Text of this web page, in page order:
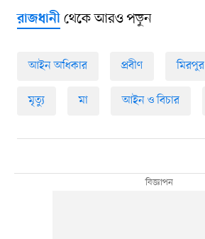
রাজধানীথেকে আরও পড়ুন
আইন অধিকার প্রবীণ মিরপুর
মৃত্যু মা আইন ও বিচার